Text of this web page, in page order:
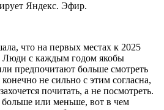
Яндекс. Эфир.
что на первых местах к 2025
Люди с каждым годом якобы
предпочитают больше смотреть
не сильно с этим согласна,
почитать, а не посмотреть.
или меньше, вот в чем